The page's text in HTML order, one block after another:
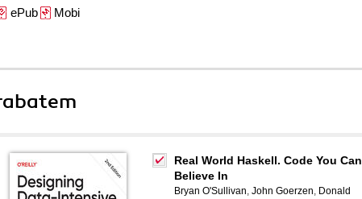
Mobi
Real World Haskell. Code You Can
Believe In
Bryan O'Sullivan, John Goerzen, Donald